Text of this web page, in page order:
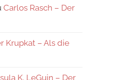
Carlos Rasch – Der
Krupkat – Als die
K. LeGuin – Der